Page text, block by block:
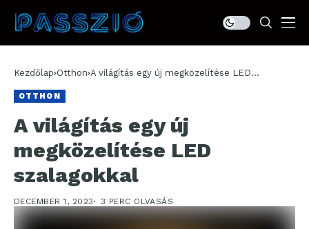
Kezdőlap Otthon A világítás egy új megközelítése LED
OTTHON
A világítás egy új
megközelítése LED
szalagokkal
DECEMBER 1, 2023 3 PERC OLVASÁS